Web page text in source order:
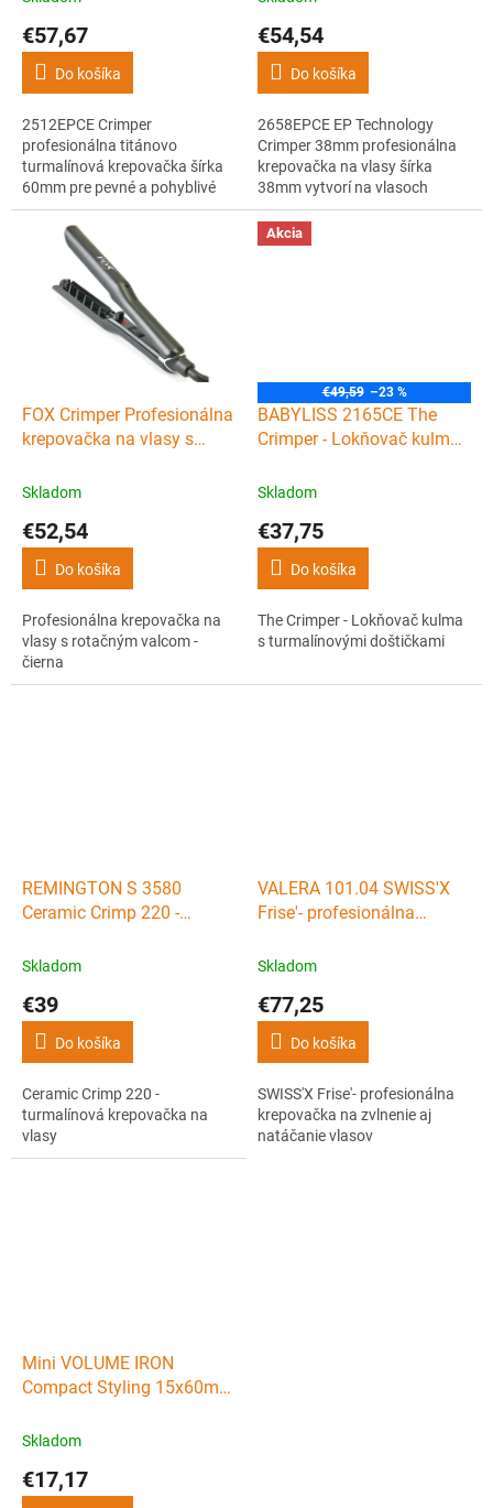
€57,67
Do košíka
2512EPCE Crimper
profesionálna titánovo
turmalínová krepovačka šírka
60mm pre pevné a pohyblivé
vlny
€54,54
Do košíka
2658EPCE EP Technology
Crimper 38mm profesionálna
krepovačka na vlasy šírka
38mm vytvorí na vlasoch
definovaný zvlnený vzor a
dodá väčší objem vlasov
FOX Crimper Profesionálna
krepovačka na vlasy s
Skladom
€52,54
Do košíka
Profesionálna krepovačka na
vlasy s rotačným valcom -
čierna
Akcia
€49,59 –23 %
BABYLISS 2165CE The
Crimper - Lokňovač kulma
doštičkami
Skladom
€37,75
Do košíka
The Crimper - Lokňovač kulma
s turmalínovými doštičkami
REMINGTON S 3580
Ceramic Crimp 220 -
vlasy
Skladom
€39
Do košíka
Ceramic Crimp 220 -
turmalínová krepovačka na
vlasy
VALERA 101.04 SWISS'X
Frise'- profesionálna
natáčanie vlasov
Skladom
€77,25
Do košíka
SWISS'X Frise'- profesionálna
krepovačka na zvlnenie aj
natáčanie vlasov
Mini VOLUME IRON
Compact Styling 15x60mm
na cesty - ružová
Skladom
€17,17